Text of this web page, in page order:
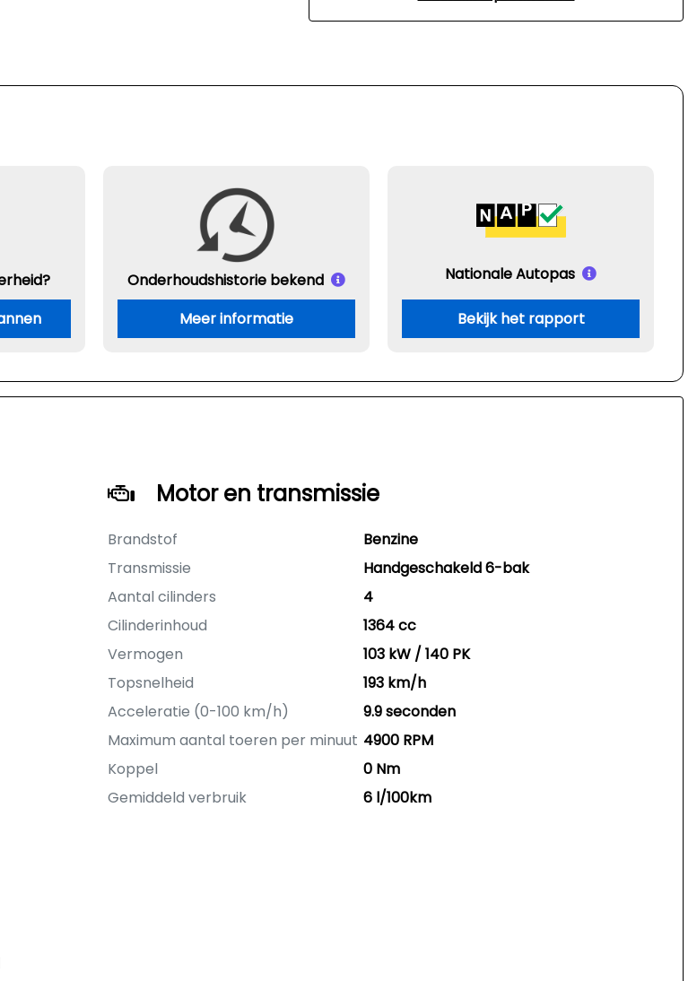
Onderhoudshistorie bekend
Meer informatie
Nationale Autopas
Bekijk het rapport
Motor en transmissie
Brandstof
Benzine
Transmissie
Handgeschakeld 6-bak
Aantal cilinders
4
Cilinderinhoud
1364 cc
Vermogen
103 kW / 140 PK
Topsnelheid
193 km/h
Acceleratie (0-100 km/h)
9.9 seconden
Maximum aantal toeren per minuut 4900 RPM
Koppel
0 Nm
Gemiddeld verbruik
6 l/100km